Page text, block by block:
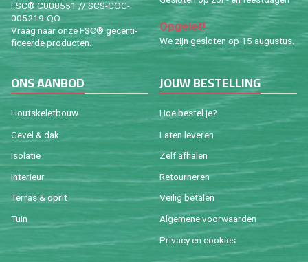
FSC® C008551 // SCS-COC-
005219-QO
Vraag naar onze FSC® ge­cer­ti­
fi­ceer­de pro­duc­ten.
Op­ge­let!
We zijn ge­slo­ten op 15 au­gus­tus.
ONS AAN­BOD
Houtske­let­bouw
Gevel & dak
Iso­la­tie
In­te­ri­eur
Ter­ras & oprit
Tuin
JOUW BE­STEL­LING
Hoe be­stel je?
Laten le­ve­ren
Zelf af­ha­len
Re­tour­ne­ren
Vei­lig be­ta­len
Al­ge­me­ne voor­waar­den
Pri­va­cy en coo­kies